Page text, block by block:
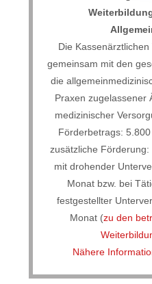
Die
gemeinsam mit den
die
Praxen zugelassener
medizinischer
Förderbetrags:
zusätzliche
mit drohender
Monat bzw. bei
festgestellter
Monat (zu den
Nähere